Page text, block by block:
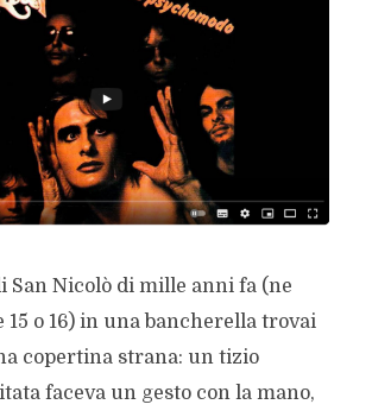
San Nicolò di mille anni fa (ne
15 o 16) in una bancherella trovai
copertina strana: un tizio
faceva un gesto con la mano,